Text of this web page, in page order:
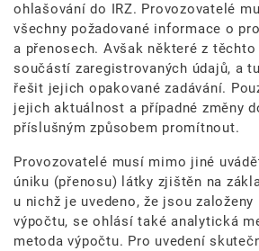
ohlašování do IRZ. Provozovatelé
všechny požadované informace o
a přenosech. Avšak některé z
součástí zaregistrovaných údajů, a
řešit jejich opakované zadávání.
jejich aktuálnost a případné změny
příslušným způsobem promítnout.
Provozovatelé musí mimo jiné
úniku (přenosu) látky zjištěn na
u nichž je uvedeno, že jsou založeny
výpočtu, se ohlásí také analytická
metoda výpočtu. Pro uvedení